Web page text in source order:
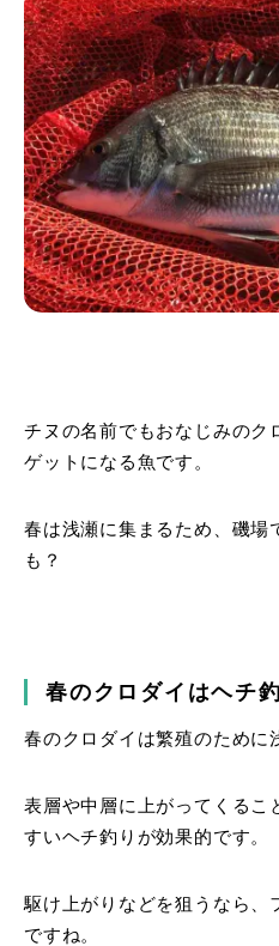
チヌの名前でもおなじみのク
ゲットになる魚です。
春は浅瀬に集まるため、磯場
も？
春のクロダイはヘチ
春のクロダイは繁殖のために
表層や中層に上がってくるこ
すいヘチ釣りが効果的です。
駆け上がりなどを狙うなら、
ですね。